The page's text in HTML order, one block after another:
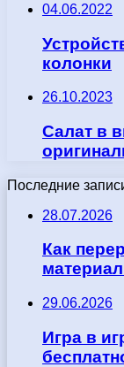
04.06.2022
колонки
26.10.2023
Салат в
Последние
28.07.2026
Как
29.06.2026
Игра в